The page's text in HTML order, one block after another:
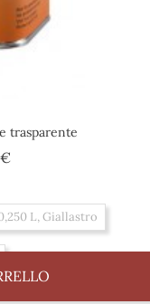
trasparente
Prezzo
L, Giallastro